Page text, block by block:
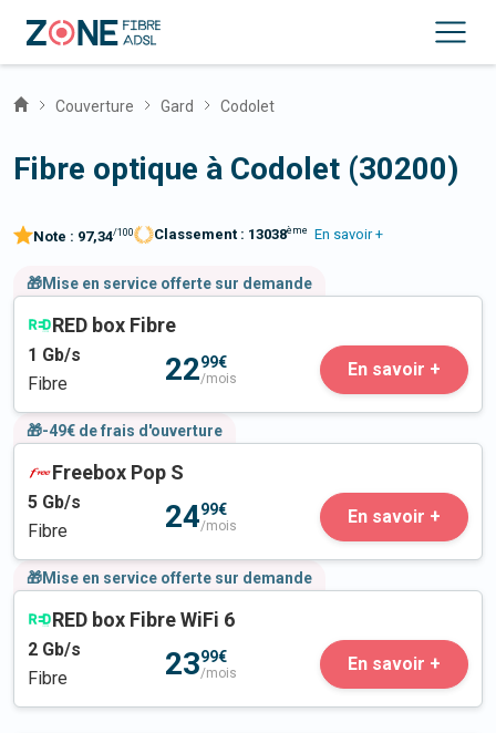
Couverture Gard Codolet
Fibre optique à Codolet (30200)
Note : 97,34/100 Classement : 13038ème En savoir +
🎁Mise en service offerte sur demande
RED box Fibre
1 Gb/s
Fibre
2299€
/mois En savoir +
🎁-49€ de frais d'ouverture
Freebox Pop S
5 Gb/s
Fibre
2499€
/mois En savoir +
🎁Mise en service offerte sur demande
RED box Fibre WiFi 6
2 Gb/s
Fibre
2399€
/mois En savoir +